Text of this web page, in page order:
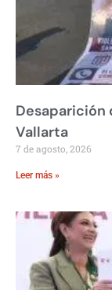
Desaparición
Vallarta
7 de agosto, 2026
Leer más »